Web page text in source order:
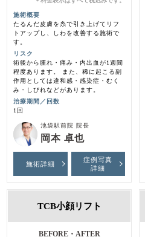
施術概要
たるんだ皮膚を糸で引き上げてリフ
トアップし、しわを改善する施術で
す。
リスク
術後から腫れ・痛み・内出血が1週間
程度あります。 また、稀に起こる副
作用としては違和感・感染症・むく
み・しびれなどがあります。
治療期間／回数
1回
池袋駅前院 院長
岡本 卓也
施術詳細
症例写真
詳細
TCB小顔リフト
BEFORE・AFTER